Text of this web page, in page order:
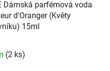
Dámská parfémová voda
d'Oranger (Květy
15ml
(2 ks)